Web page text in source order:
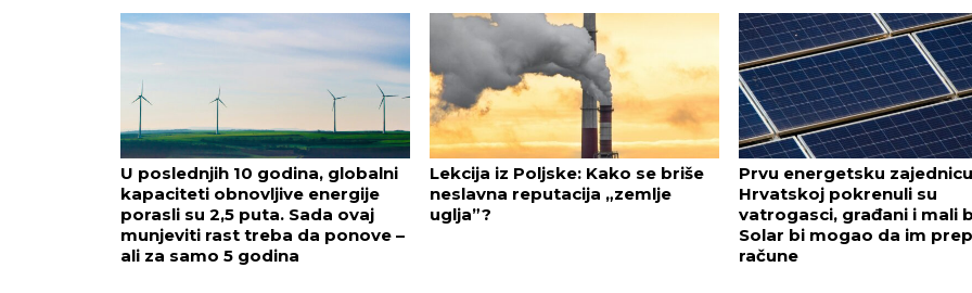
U poslednjih 10 godina, globalni
kapaciteti obnovljive energije
porasli su 2,5 puta. Sada ovaj
munjeviti rast treba da ponove –
ali za samo 5 godina
Lekcija iz Poljske: Kako se briše
neslavna reputacija „zemlje
uglja”?
Prvu energetsku
Hrvatskoj pokrenuli su
vatrogasci, građani i mali
Solar bi mogao da im
račune